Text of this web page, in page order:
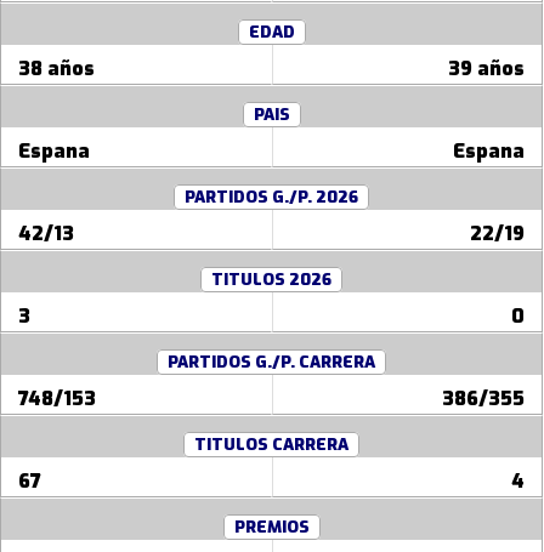
EDAD
38 años 39 años
PAIS
Espana Espana
PARTIDOS G./P. 2026
42/13 22/19
TITULOS 2026
3 0
PARTIDOS G./P. CARRERA
748/153 386/355
TITULOS CARRERA
67 4
PREMIOS